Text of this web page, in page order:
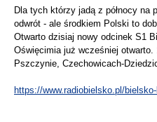
Dla tych którzy jadą z północy na
odwrót - ale środkiem Polski to
Otwarto dzisiaj nowy odcinek S1
Oświęcimia już wcześniej
Pszczynie, Czechowicach-
https://www.radiobielsko.pl/